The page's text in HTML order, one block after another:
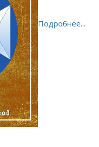
Подробнее...